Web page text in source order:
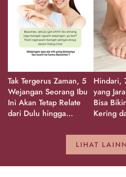
Tak Tergerus Zaman, 5
Wejangan Seorang Ibu
Ini Akan Tetap Relate
dari Dulu hingga
Hindari,
yang
Bisa
Kering
LIHAT